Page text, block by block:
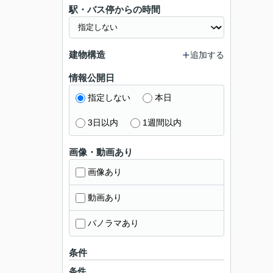
駅・バス停からの時間
建物構造 追加する
情報公開日
指定しない 本日
3日以内 1週間以内
画像・動画あり
画像あり
動画あり
パノラマあり
条件